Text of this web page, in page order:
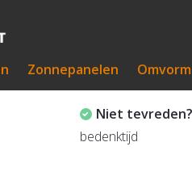
Zonnepanelen
Niet tevreden?
bedenktijd